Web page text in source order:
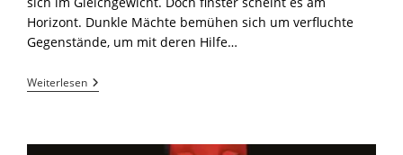
Horizont. Dunkle Mächte bemühen sich um verfluchte
Gegenstände, um mit deren Hilfe…
Weiterlesen